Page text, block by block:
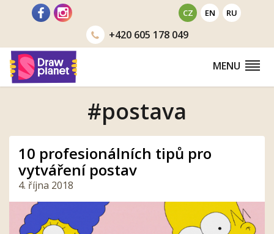
CZ EN RU
+420605 178 049
MENU
#postava
10 profesionálních tipů pro
vytváření postav
4. října 2018